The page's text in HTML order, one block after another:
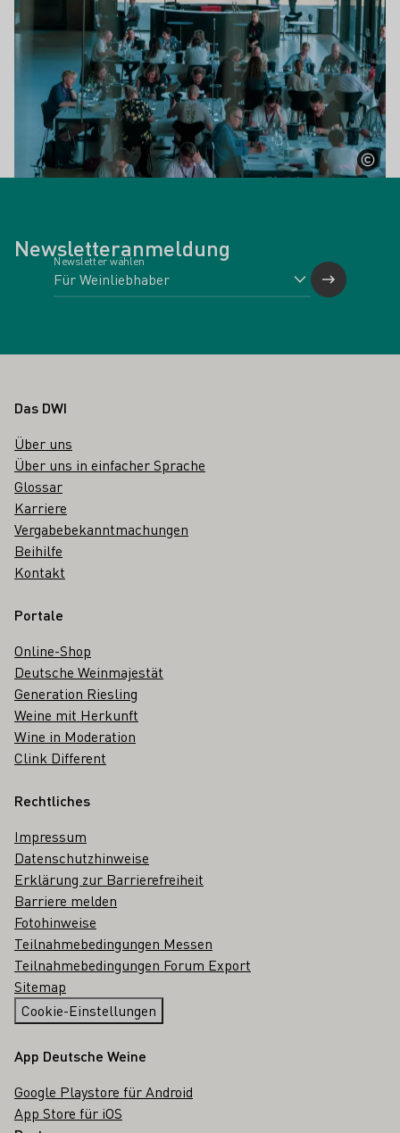
Newsletteranmeldung
Newsletter wählen
Fußbereich
Das DWI
Über uns
Über uns in einfacher Sprache
Glossar
Karriere
Vergabebekanntmachungen
Beihilfe
Kontakt
Portale
Online-Shop
Deutsche Weinmajestät
Generation Riesling
Weine mit Herkunft
Wine in Moderation
Clink Different
Rechtliches
Impressum
Datenschutzhinweise
Erklärung zur Barrierefreiheit
Barriere melden
Fotohinweise
Teilnahmebedingungen Messen
Teilnahmebedingungen Forum Export
Sitemap
Cookie-Einstellungen
App Deutsche Weine
Google Playstore für Android
App Store für iOS